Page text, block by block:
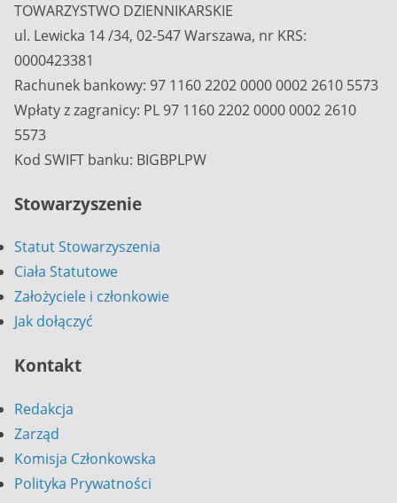
TOWARZYSTWO DZIENNIKARSKIE
ul. Lewicka 14 /34, 02-547 Warszawa, nr KRS:
0000423381
Rachunek bankowy: 97 1160 2202 0000 0002 2610 5573
Wpłaty z zagranicy: PL 97 1160 2202 0000 0002 2610
5573
Kod SWIFT banku: BIGBPLPW
Stowarzyszenie
Statut Stowarzyszenia
Ciała Statutowe
Założyciele i członkowie
Jak dołączyć
Kontakt
Redakcja
Zarząd
Komisja Członkowska
Polityka Prywatności